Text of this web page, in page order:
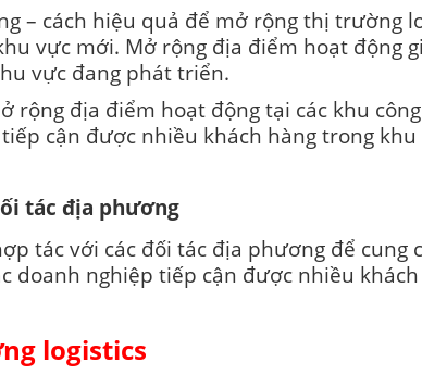
– cách hiệu quả để mở rộng thị trường
vực mới. Mở rộng địa điểm hoạt
vực đang phát triển.
rộng địa điểm hoạt động tại các khu
cận được nhiều khách hàng trong
tác địa phương
tác với các đối tác địa phương để
doanh nghiệp tiếp cận được nhiều
logistics